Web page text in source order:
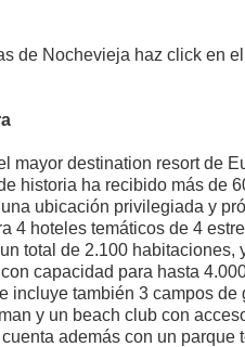
de Nochevieja haz click en
mayor destination resort de
historia ha recibido más de
ubicación privilegiada y
4 hoteles temáticos de 4
total de 2.100 habitaciones,
capacidad para hasta
incluye también 3 campos de
y un beach club con
además con un parque